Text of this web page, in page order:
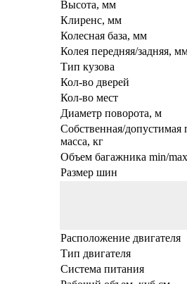
Высота, мм
Клиренс, мм
Колесная база, мм
Колея передняя/задняя,
Тип кузова
Кол-во дверей
Кол-во мест
Диаметр поворота, м
Собственная/допустимая
масса, кг
Объем багажника min/
Размер шин
Расположение двигателя
Тип двигателя
Система питания